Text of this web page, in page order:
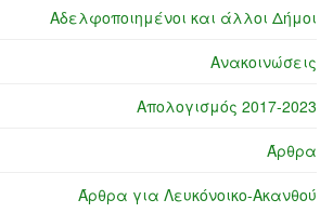
Αδελφοποιημένοι και άλλοι Δήμοι
Ανακοινώσεις
Απολογισμός 2017-2023
Άρθρα
Άρθρα για Λευκόνοικο-Ακανθού